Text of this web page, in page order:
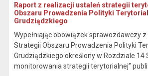
Raport z realizacji ustaleń strategii
Obszaru Prowadzenia Polityki
Grudziądzkiego
Wypełniając obowiązek sprawozdawczy z
Strategii Obszaru Prowadzenia Polityki
Grudziądzkiego określony w Rozdziale 14
monitorowania strategii terytorialnej”